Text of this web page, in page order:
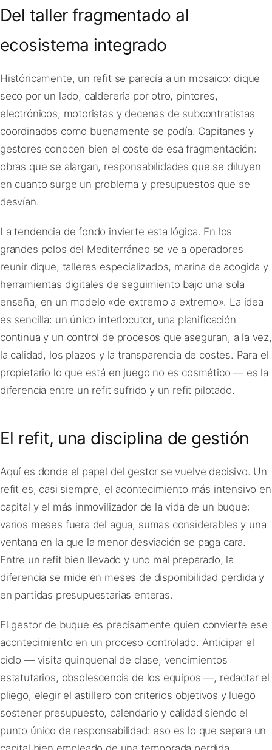
Del taller fragmentado al
ecosistema integrado
Históricamente, un refit se parecía a un mosaico: dique
seco por un lado, calderería por otro, pintores,
electrónicos, motoristas y decenas de subcontratistas
coordinados como buenamente se podía. Capitanes y
gestores conocen bien el coste de esa fragmentación:
obras que se alargan, responsabilidades que se diluyen
en cuanto surge un problema y presupuestos que se
desvían.
La tendencia de fondo invierte esta lógica. En los
grandes polos del Mediterráneo se ve a operadores
reunir dique, talleres especializados, marina de acogida y
herramientas digitales de seguimiento bajo una sola
enseña, en un modelo «de extremo a extremo». La idea
es sencilla: un único interlocutor, una planificación
continua y un control de procesos que aseguran, a la vez,
la calidad, los plazos y la transparencia de costes. Para el
propietario lo que está en juego no es cosmético — es la
diferencia entre un refit sufrido y un refit pilotado.
El refit, una disciplina de gestión
Aquí es donde el papel del gestor se vuelve decisivo. Un
refit es, casi siempre, el acontecimiento más intensivo en
capital y el más inmovilizador de la vida de un buque:
varios meses fuera del agua, sumas considerables y una
ventana en la que la menor desviación se paga cara.
Entre un refit bien llevado y uno mal preparado, la
diferencia se mide en meses de disponibilidad perdida y
en partidas presupuestarias enteras.
El gestor de buque es precisamente quien convierte ese
acontecimiento en un proceso controlado. Anticipar el
ciclo — visita quinquenal de clase, vencimientos
estatutarios, obsolescencia de los equipos —, redactar el
pliego, elegir el astillero con criterios objetivos y luego
sostener presupuesto, calendario y calidad siendo el
punto único de responsabilidad: eso es lo que separa un